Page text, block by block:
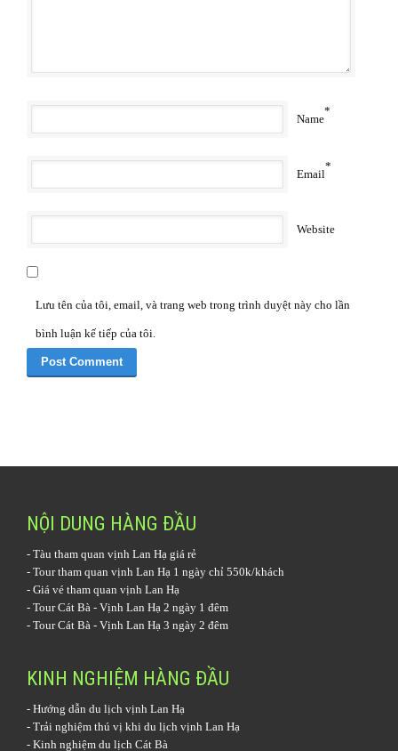
Name
*
Email
*
Website
Lưu tên của tôi, email, và trang web trong trình duyệt này cho lần
bình luận kế tiếp của tôi.
NỘI DUNG HÀNG ĐẦU
- Tàu tham quan vịnh Lan Hạ giá rẻ
- Tour tham quan vịnh Lan Hạ 1 ngày chỉ 550k/khách
- Giá vé tham quan vịnh Lan Hạ
- Tour Cát Bà - Vịnh Lan Hạ 2 ngày 1 đêm
- Tour Cát Bà - Vịnh Lan Hạ 3 ngày 2 đêm
KINH NGHIỆM HÀNG ĐẦU
- Hướng dẫn du lịch vịnh Lan Hạ
- Trải nghiệm thú vị khi du lịch vịnh Lan Hạ
- Kinh nghiệm du lịch Cát Bà